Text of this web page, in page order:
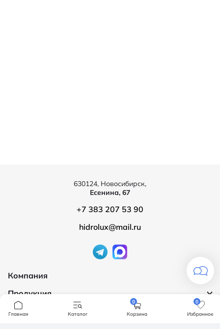
Компания
О компании
Бренды
Продукция
Ванны
630124, Новосибирск,
Есенина, 67
+7 383 207 53 90
hidrolux@mail.ru
Главная Каталог
0
Корзина
0
Избранное